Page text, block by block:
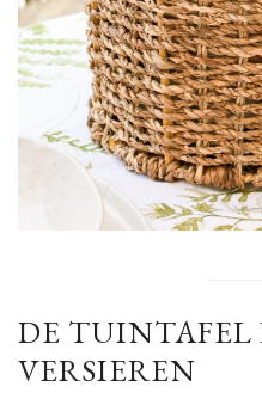
DE TUINTAFEL
VERSIEREN